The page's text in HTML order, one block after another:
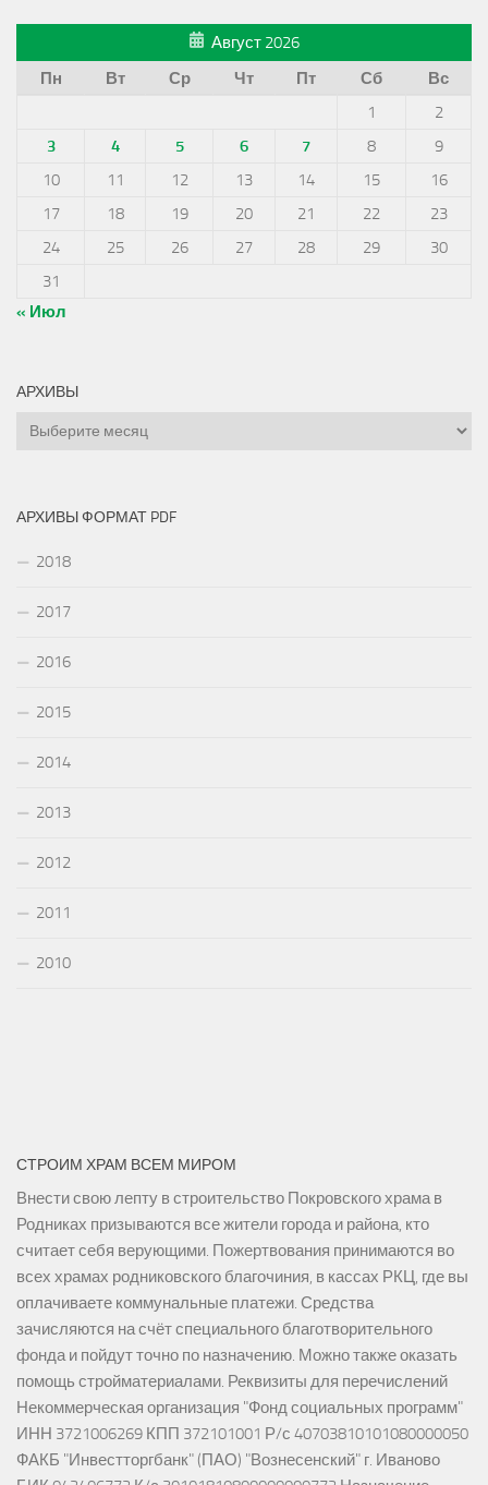
Август 2026
Пн
Вт Ср Чт Пт Сб
Вс
1
2
3
4 5 6 7 8
9
10
11 12 13 14 15
16
17
18 19 20 21 22
23
24
25 26 27 28 29
30
31
« Июл
АРХИВЫ
Архивы
АРХИВЫ ФОРМАТ PDF
2018
2017
2016
2015
2014
2013
2012
2011
2010
СТРОИМ ХРАМ ВСЕМ МИРОМ
Внести свою лепту в строительство Покровского храма в
Родниках призываются все жители города и района, кто
считает себя верующими. Пожертвования принимаются во
всех храмах родниковского благочиния, в кассах РКЦ, где вы
оплачиваете коммунальные платежи. Средства
зачисляются на счёт специального благотворительного
фонда и пойдут точно по назначению. Можно также оказать
помощь стройматериалами. Реквизиты для перечислений
Некоммерческая организация "Фонд социальных программ"
ИНН 3721006269 КПП 372101001 Р/с 40703810101080000050
ФАКБ "Инвестторгбанк" (ПАО) "Вознесенский" г. Иваново